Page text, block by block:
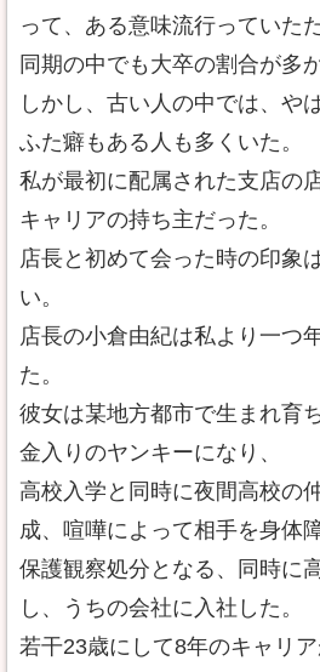
って、ある意味流行っていた
同期の中でも大卒の割合が多
しかし、古い人の中では、や
ふた癖もある人も多くいた。
私が最初に配属された支店の
キャリアの持ち主だった。
店長と初めて会った時の印象
い。
店長の小倉由紀は私より一つ
た。
彼女は某地方都市で生まれ育
金入りのヤンキーになり、
高校入学と同時に夜間高校の
成、喧嘩によって相手を身体
保護観察処分となる、同時に
し、うちの会社に入社した。
若干23歳にして8年のキャリ